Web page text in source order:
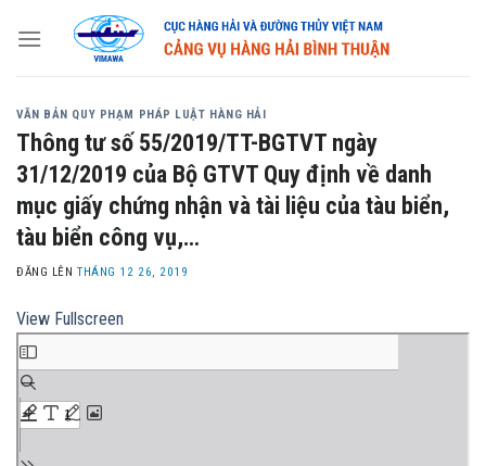
VĂN BẢN QUY PHẠM PHÁP LUẬT HÀNG HẢI
Thông tư số 55/2019/TT-BGTVT ngày
31/12/2019 của Bộ GTVT Quy định về danh
mục giấy chứng nhận và tài liệu của tàu biển,
tàu biển công vụ,…
ĐĂNG LÊNTHÁNG 12 26, 2019
View Fullscreen